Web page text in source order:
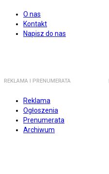
O nas
Kontakt
Napisz do nas
REKLAMA I PRENUMERATA
Reklama
Ogłoszenia
Prenumerata
Archiwum